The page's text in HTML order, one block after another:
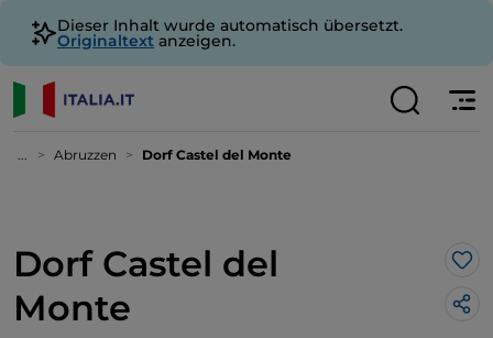
Dieser Inhalt wurde automatisch übersetzt.
Originaltext anzeigen.
... Abruzzen Dorf Castel del Monte
Dorf Castel del
Monte